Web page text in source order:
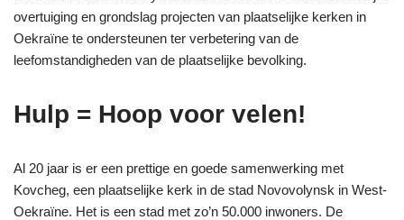
overtuiging en grondslag projecten van plaatselijke kerken in
Oekraïne te ondersteunen ter verbetering van de
leefomstandigheden van de plaatselijke bevolking.
Hulp = Hoop voor velen!
Al 20 jaar is er een prettige en goede samenwerking met
Kovcheg, een plaatselijke kerk in de stad Novovolynsk in West-
Oekraïne. Het is een stad met zo’n 50.000 inwoners. De